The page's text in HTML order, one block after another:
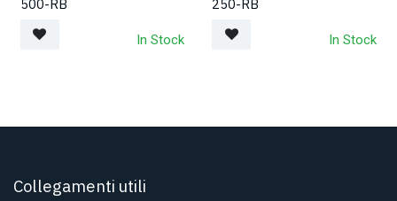
500-RB
In Stock
250-RB
In Stock
Collegamenti utili